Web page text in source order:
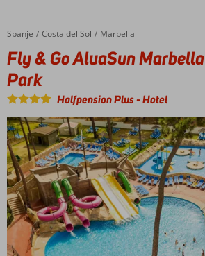
ruime kamers
Volpension
of All
Inclusive
ook
Home
Spanje Costa del Sol Marbella
Fly & Go AluaSun Marbella Park
Fly & Go AluaSun Marbella
Park
Halfpension Plus-Hotel